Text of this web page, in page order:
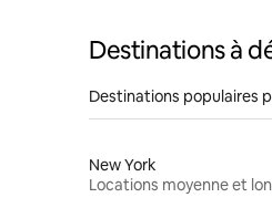
Destinations à
Destinations populaires
New York